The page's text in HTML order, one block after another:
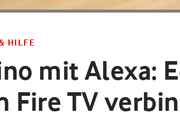
HILFE
mit Alexa:
Fire TV